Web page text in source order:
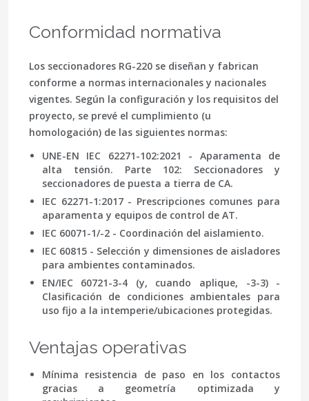
Conformidad normativa
Los seccionadores RG-220 se diseñan y fabrican
conforme a normas internacionales y nacionales
vigentes. Según la configuración y los requisitos del
proyecto, se prevé el cumplimiento (u
homologación) de las siguientes normas:
UNE-EN IEC 62271-102:2021 - Aparamenta de
alta tensión. Parte 102: Seccionadores y
seccionadores de puesta a tierra de CA.
IEC 62271-1:2017- Prescripciones comunes para
aparamenta y equipos de control de AT.
IEC 60071-1/-2- Coordinación del aislamiento.
IEC 60815 - Selección y dimensiones de aisladores
para ambientes contaminados.
EN/IEC 60721-3-4 (y, cuando aplique, -3-3) -
Clasificación de condiciones ambientales para
uso fijo a la intemperie/ubicaciones protegidas.
Ventajas operativas
Mínima resistencia de paso en los contactos
gracias a geometría optimizada y